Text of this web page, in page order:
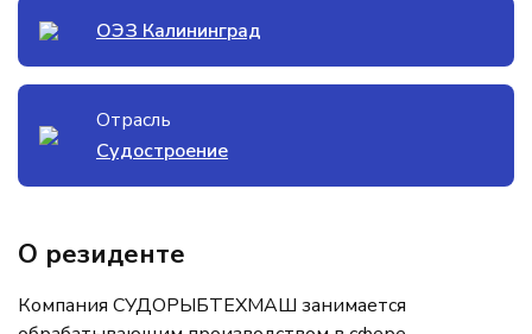
ОЭЗ Калининград
Отрасль
Судостроение
О резиденте
Компания СУДОРЫБТЕХМАШ занимается